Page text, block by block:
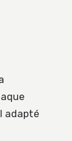
adapté